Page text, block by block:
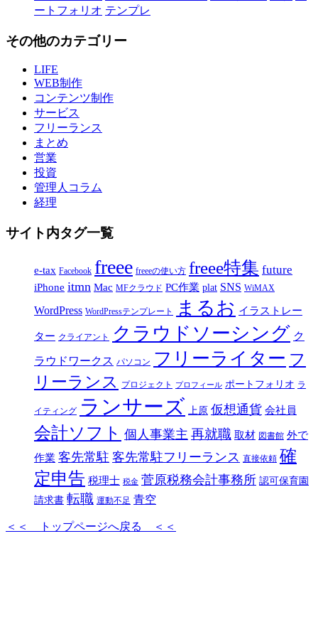
ートフォリオ テンプレ
その他のカテゴリー
LIFE
WEB制作
コンテンツ制作
サービス
フリーランス
まとめ
営業
投資
管理人コラム
経理
サイト内タグ一覧
e-tax Facebook freee freeeの使い方 freee特集 future
iPhone itmn Mac MFクラウド PC作業 plat SNS WiMAX
WordPress WordPressテンプレート まるお イラストレー
ター クライアント クラウドソーシング ク
ラウドワークス パソコン フリーライター フ
リーランス
プロジェクト プロフィール ポートフォリオ ラ
イティング ランサーズ 上原 仮想通貨 会社員
会計ソフト 個人事業主 再就職 取材 図書館 外で
作業 客先常駐 客先常駐フリーランス 直接依頼 確
定申告 税理士 税金 菅原税務会計事務所 認可保育園
請求書 転職 運動不足 青空
＜＜ トップページへ戻る ＜＜